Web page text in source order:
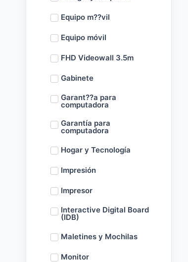
Equipo m??vil
Equipo móvil
FHD Videowall 3.5m
Gabinete
Garant??a para
computadora
Garantía para
computadora
Hogar y Tecnología
Impresión
Impresor
Interactive Digital Board
(IDB)
Maletines y Mochilas
Monitor